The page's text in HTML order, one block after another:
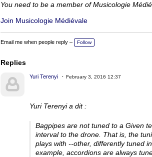
You need to be a member of Musicologie
Join Musicologie Médiévale
Email me when people reply – Follow
Replies
Yuri Terenyi February 3, 2016 12:37
Yuri Terenyi a dit :
Bagpipes are not tuned to a Given
interval to the drone. That is, the
plays with --other, differently tuned
example, accordions are always